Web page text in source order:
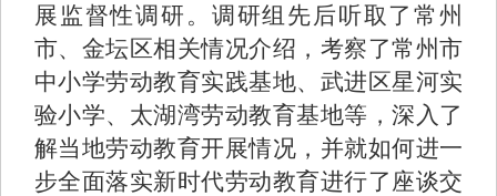
展监督性调研。调研组先后听取了常州
市、金坛区相关情况介绍，考察了常州市
中小学劳动教育实践基地、武进区星河实
验小学、太湖湾劳动教育基地等，深入了
解当地劳动教育开展情况，并就如何进一
步全面落实新时代劳动教育进行了座谈交